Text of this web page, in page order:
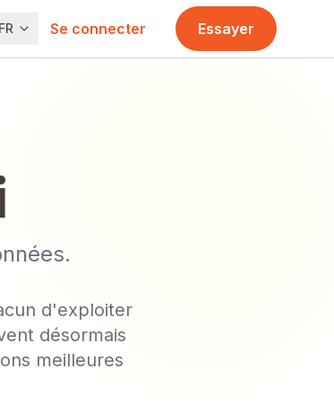
FR Se connecter Essayer
d'exploiter
désormais
meilleures